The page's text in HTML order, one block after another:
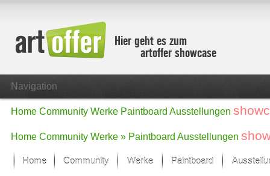
Hier geht es zum
artoffer showcase
Navigation
Home Community Werke Paintboard Ausstellungen
Home Community Werke » Paintboard Ausstellungen
Home Community Werke Paintboard